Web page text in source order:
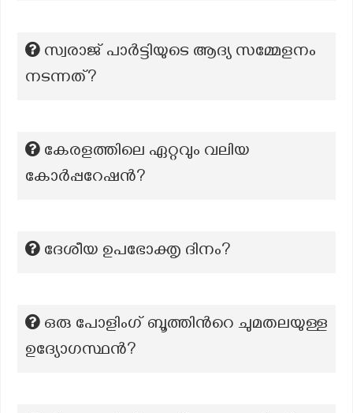
സ്വരാജ് പാർട്ടിയുടെ ആദ്യ സമ്മേളനം
നടന്നത്?
കേരളത്തിലെ ഏറ്റവും വലിയ
കോര്‍പ്പറേഷന്‍?
ദേശീയ ഉപഭോക്തൃ ദിനം?
ഒരു പോളിംഗ് ബൂത്തിന്‍റെ ചുമതലയുള്ള
ഉദ്യോഗസ്ഥൻ?